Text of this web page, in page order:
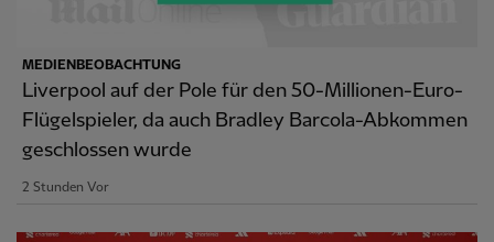
MEDIENBEOBACHTUNG
Liverpool auf der Pole für den 50-Millionen-Euro-
Flügelspieler, da auch Bradley Barcola-Abkommen
geschlossen wurde
2 Stunden Vor